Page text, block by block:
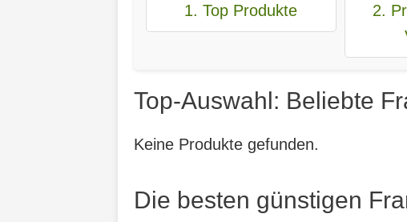
1. Top Produkte
2.
Top-Auswahl: Beliebte
Keine Produkte gefunden.
Die besten günstigen